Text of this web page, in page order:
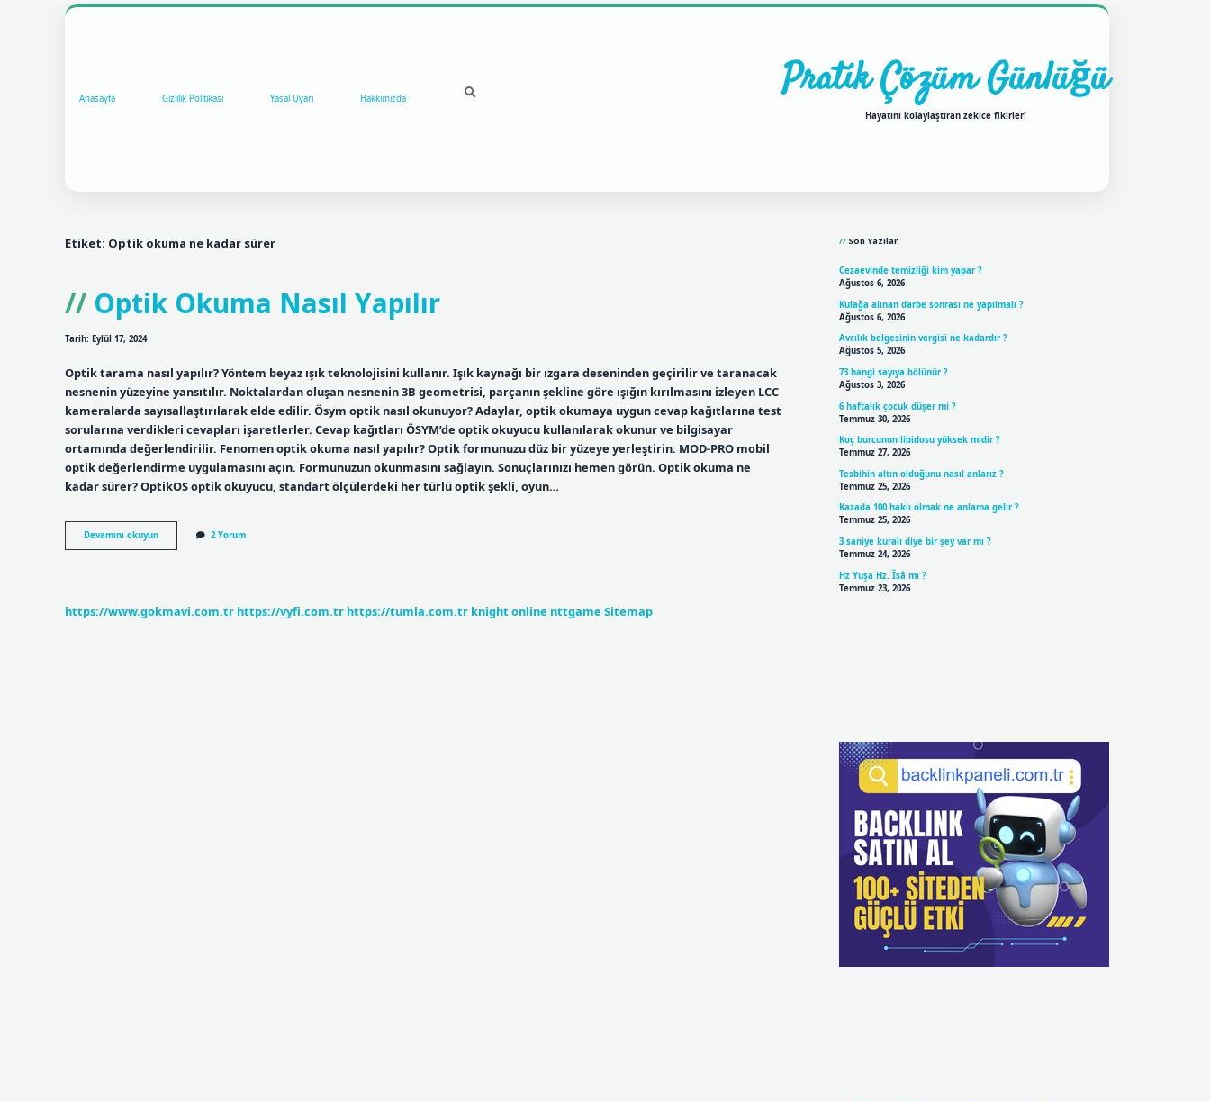
Anasayfa Gizlilik Politikası Yasal Uyarı Hakkımızda Pratik Çözüm Günlüğü
Hayatını kolaylaştıran zekice fikirler!
Etiket: Optik okuma ne kadar sürer
Optik Okuma Nasıl Yapılır
Tarih: Eylül 17, 2024
Optik tarama nasıl yapılır? Yöntem beyaz ışık teknolojisini kullanır. Işık kaynağı bir ızgara deseninden geçirilir ve taranacak
nesnenin yüzeyine yansıtılır. Noktalardan oluşan nesnenin 3B geometrisi, parçanın şekline göre ışığın kırılmasını izleyen LCC
kameralarda sayısallaştırılarak elde edilir. Ösym optik nasıl okunuyor? Adaylar, optik okumaya uygun cevap kağıtlarına test
sorularına verdikleri cevapları işaretlerler. Cevap kağıtları ÖSYM’de optik okuyucu kullanılarak okunur ve bilgisayar
ortamında değerlendirilir. Fenomen optik okuma nasıl yapılır? Optik formunuzu düz bir yüzeye yerleştirin. MOD-PRO mobil
optik değerlendirme uygulamasını açın. Formunuzun okunmasını sağlayın. Sonuçlarınızı hemen görün. Optik okuma ne
kadar sürer? OptikOS optik okuyucu, standart ölçülerdeki her türlü optik şekli, oyun…
Devamını okuyunOptik
Okuma
2 Yorum
https://www.gokmavi.com.tr https://vyfi.com.tr https://tumla.com.tr knight online nttgame Sitemap
Son Yazılar
Cezaevinde temizliği kim yapar ?
Ağustos 6, 2026
Kulağa alınan darbe sonrası ne yapılmalı ?
Ağustos 6, 2026
Avcılık belgesinin vergisi ne kadardır ?
Ağustos 5, 2026
73 hangi sayıya bölünür ?
Ağustos 3, 2026
6 haftalık çocuk düşer mi ?
Temmuz 30, 2026
Koç burcunun libidosu yüksek midir ?
Temmuz 27, 2026
Tesbihin altın olduğunu nasıl anlarız ?
Temmuz 25, 2026
Kazada 100 haklı olmak ne anlama gelir ?
Temmuz 25, 2026
3 saniye kuralı diye bir şey var mı ?
Temmuz 24, 2026
Hz Yuşa Hz. Îsâ mı ?
Temmuz 23, 2026